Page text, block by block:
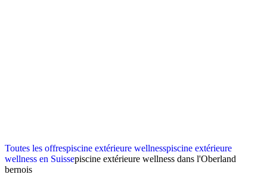
Toutes les offrespiscine extérieure wellnesspiscine extérieure
wellness en Suissepiscine extérieure wellness dans l'Oberland
bernois